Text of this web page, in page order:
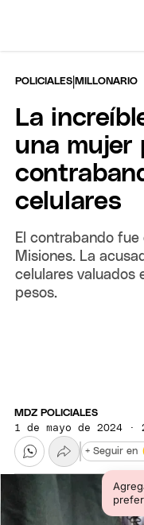
POLICIALES |MILLONARIO
La
una mujer
celulares
El contrabando
Misiones. La
celulares valuados
pesos.
MDZ POLICIALES
1 de mayo de 2024 ·
+ Seguir en